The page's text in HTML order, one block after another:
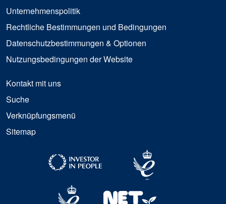
Unternehmenspolitik
Rechtliche Bestimmungen und Bedingungen
Datenschutzbestimmungen & Optionen
Nutzungsbedingungen der Website
Kontakt mit uns
Suche
Verknüpfungsmenü
Sitemap